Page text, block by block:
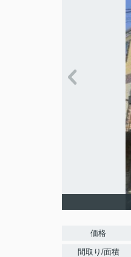
価格
間取り/面積